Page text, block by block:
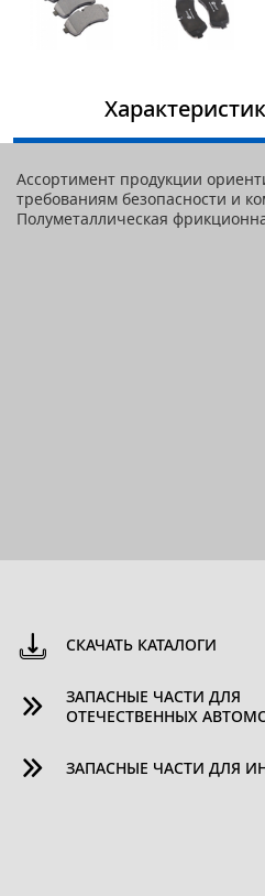
Ассортимент продукции
требованиям безопасности и
Полуметаллическая
СКАЧАТЬ КАТАЛОГИ
ЗАПАСНЫЕ ЧАСТИ ДЛЯ
ОТЕЧЕСТВЕННЫХ
ЗАПАСНЫЕ ЧАСТИ ДЛЯ